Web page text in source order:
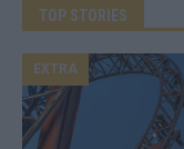
TOP STORIES
EXTRA